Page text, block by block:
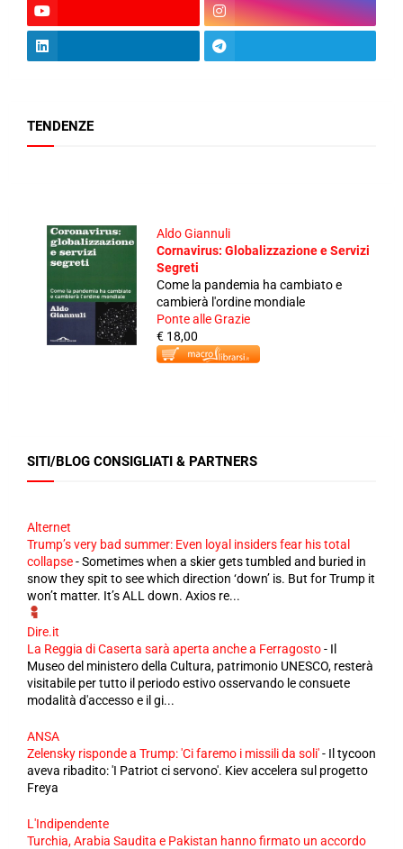
TENDENZE
Aldo Giannuli
Cornavirus: Globalizzazione e Servizi
Segreti
Come la pandemia ha cambiato e
cambierà l'ordine mondiale
Ponte alle Grazie
€ 18,00
SITI/BLOG CONSIGLIATI & PARTNERS
Alternet
Trump’s very bad summer: Even loyal insiders fear his total
collapse-Sometimes when a skier gets tumbled and buried in
snow they spit to see which direction ‘down’ is. But for Trump it
won’t matter. It’s ALL down. Axios re...
Dire.it
La Reggia di Caserta sarà aperta anche a Ferragosto- Il
Museo del ministero della Cultura, patrimonio UNESCO, resterà
visitabile per tutto il periodo estivo osservando le consuete
modalità d'accesso e il gi...
ANSA
Zelensky risponde a Trump: 'Ci faremo i missili da soli'- Il tycoon
aveva ribadito: 'I Patriot ci servono'. Kiev accelera sul progetto
Freya
L'Indipendente
Turchia, Arabia Saudita e Pakistan hanno firmato un accordo